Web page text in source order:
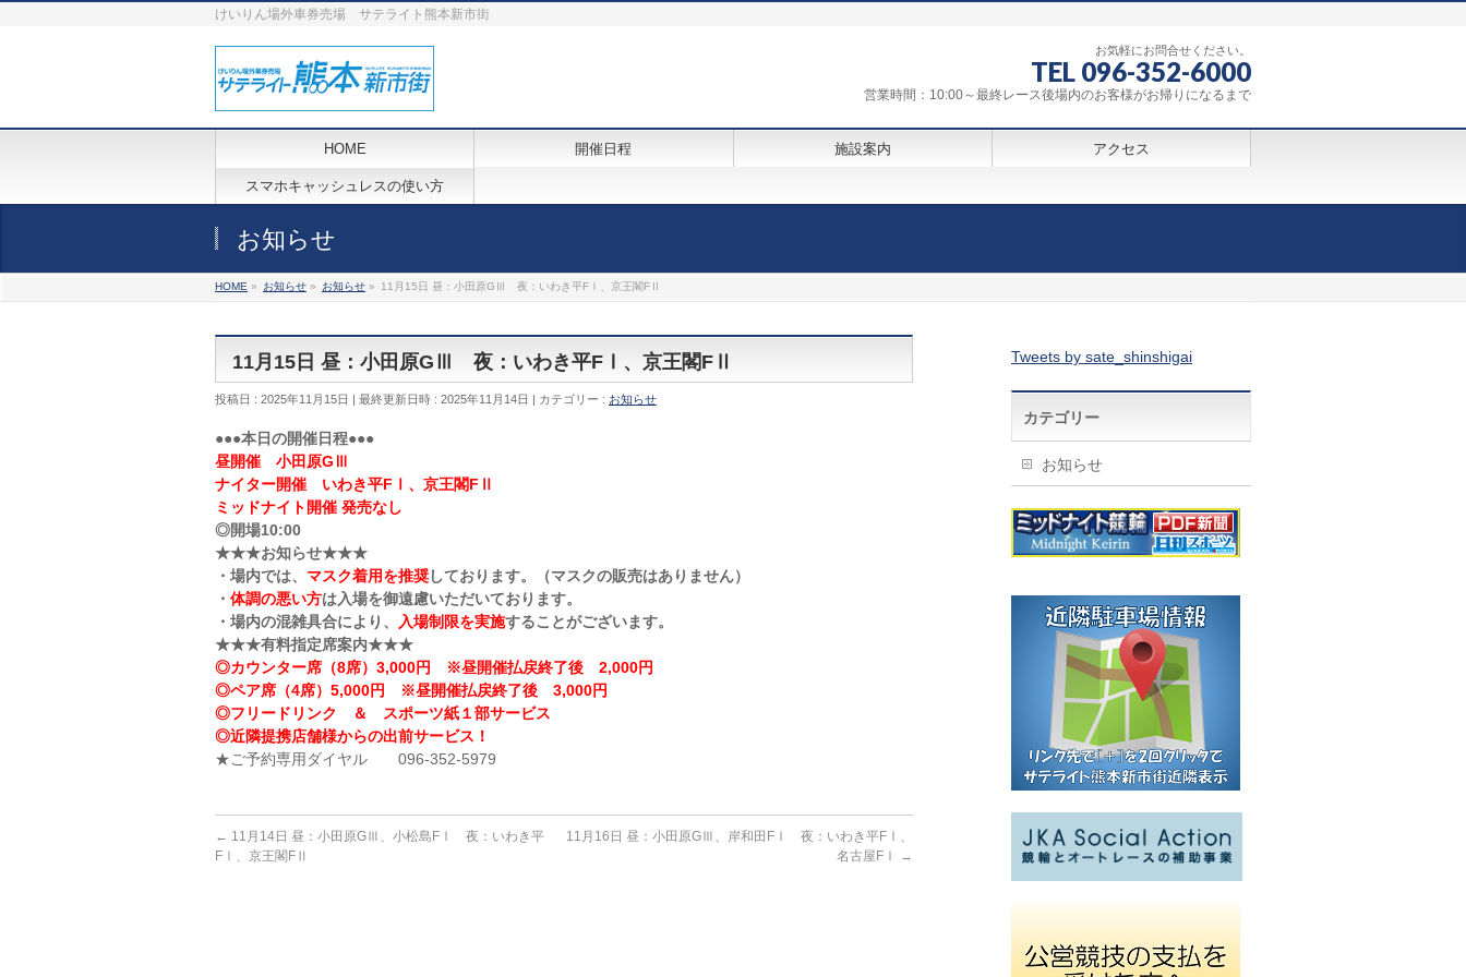
けいりん場外車券売場 サテライト熊本新市街
お気軽にお問合せください。
TEL 096-352-6000
営業時間：10:00～最終レース後場内のお客様がお帰りになるまで
HOME 開催日程 施設案内 アクセス
スマホキャッシュレスの使い方
お知らせ
HOME » お知らせ » お知らせ » 11月15日 昼：小田原GⅢ 夜：いわき平FⅠ、京王閣FⅡ
11月15日 昼：小田原GⅢ 夜：いわき平FⅠ、京王閣FⅡ
投稿日 : 2025年11月15日 最終更新日時 : 2025年11月14日 カテゴリー : お知らせ
●●●本日の開催日程●●●
昼開催 小田原GⅢ
ナイター開催 いわき平FⅠ、京王閣FⅡ
ミッドナイト開催 発売なし
◎開場10:00
★★★お知らせ★★★
・場内では、 マスク着用を推奨しております。（マスクの販売はありません）
・ 体調の悪い方は入場を御遠慮いただいております。
・場内の混雑具合により、
入場制限を実施することがございます。
★★★有料指定席案内★★★
◎カウンター席（8席）3,000円 ※昼開催払戻終了後 2,000円
◎ペア席（4席）5,000円 ※昼開催払戻終了後 3,000円
◎フリードリンク ＆ スポーツ紙１部サービス
◎近隣提携店舗様からの出前サービス！
★ご予約専用ダイヤル 096-352-5979
← 11月14日 昼：小田原GⅢ、小松島FⅠ 夜：いわき平
FⅠ、京王閣FⅡ
11月16日 昼：小田原GⅢ、岸和田FⅠ 夜：いわき平FⅠ、
名古屋FⅠ
→
Tweets by sate_shinshigai
カテゴリー
お知らせ